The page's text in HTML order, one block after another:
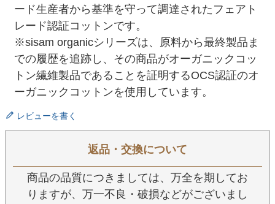
ード生産者から基準を守って調達されたフェアト
レード認証コットンです。
※sisam organicシリーズは、原料から最終製品ま
での履歴を追跡し、その商品がオーガニックコッ
トン繊維製品であることを証明するOCS認証のオ
ーガニックコットンを使用しています。
レビューを書く
返品・交換について
商品の品質につきましては、万全を期してお
りますが、万一不良・破損などがございまし